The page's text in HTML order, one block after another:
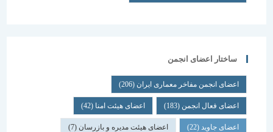
ساختار اعضای انجمن
اعضای انجمن مفاخر معماری ایران (206)
اعضای فعال انجمن(183) اعضای هیئت امنا(42)
اعضای جاوید(22) اعضای هیئت مدیره و بازرسان(7)